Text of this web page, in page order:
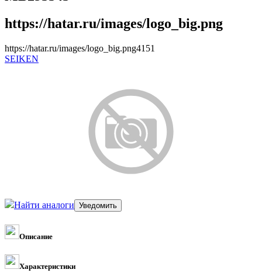
https://hatar.ru/images/logo_big.png
https://hatar.ru/images/logo_big.png41 51
SEIKEN
Найти аналоги
Описание
Характеристики